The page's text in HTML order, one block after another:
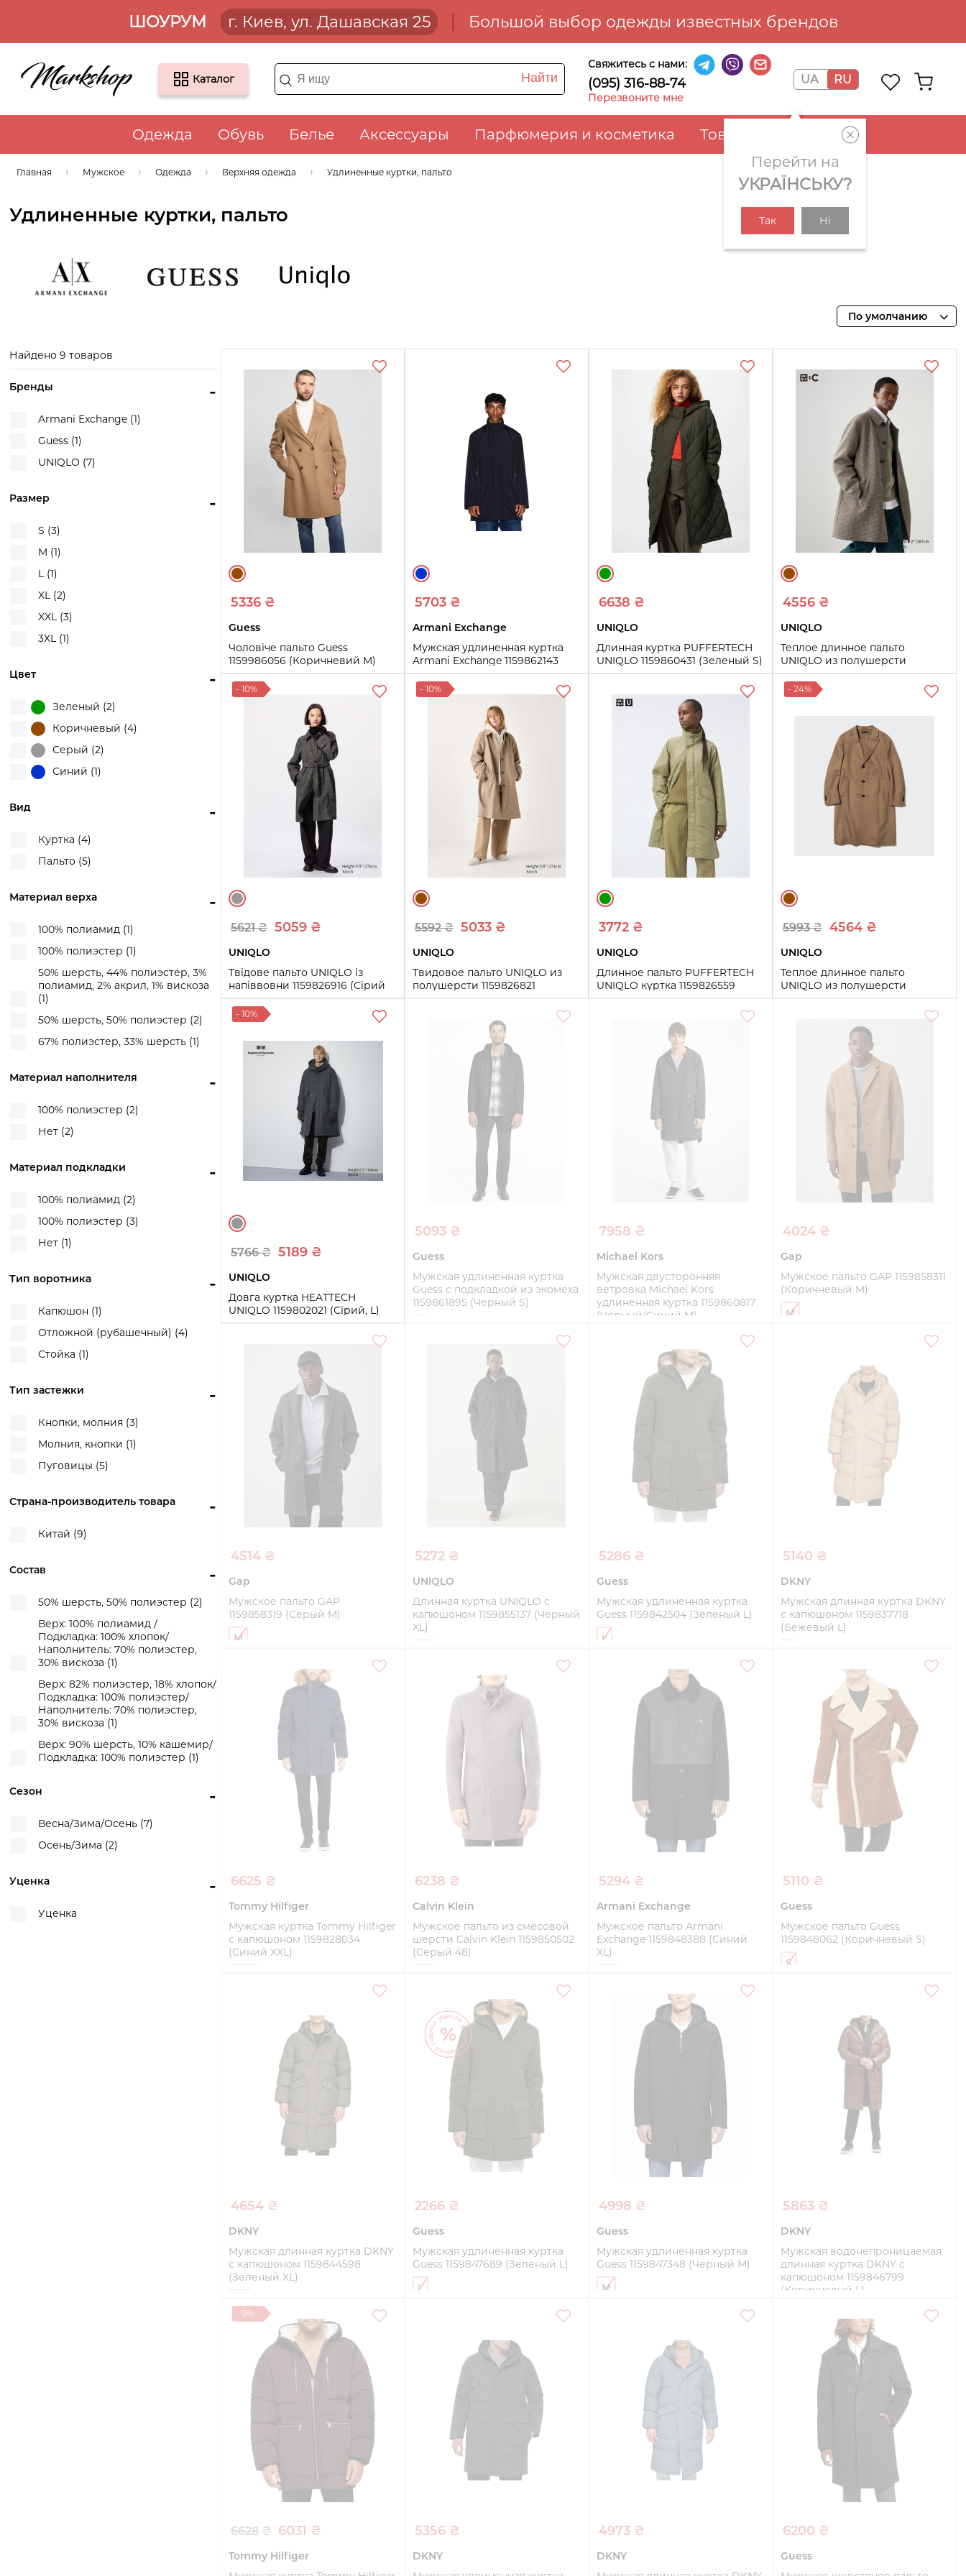
ШОУРУМ г. Киев, ул. Дашавская 25 Большой выбор одежды известных брендов
Каталог Найти
Свяжитесь с нами:
(095) 316-88-74
Перезвоните мне
UA RU
Перейти на
УКРАЇНСЬКУ?
Так Ні
Одежда Обувь Белье Аксессуары Парфюмерия и косметика Товары для дома
Главная Мужское Одежда Верхняя одежда Удлиненные куртки, пальто
Удлиненные куртки, пальто
товары
По умолчанию
Найдено 9 товаров
-
Бренды
Armani Exchange (1)
Guess (1)
UNIQLO (7)
-
Размер
S (3)
M (1)
L (1)
XL (2)
XXL (3)
3XL (1)
-
Цвет
Зеленый (2)
Коричневый (4)
Серый (2)
Синий (1)
-
Вид
Куртка (4)
Пальто (5)
-
Материал верха
100% полиамид (1)
100% полиэстер (1)
50% шерсть, 44% полиэстер, 3%
полиамид, 2% акрил, 1% вискоза
(1)
50% шерсть, 50% полиэстер (2)
67% полиэстер, 33% шерсть (1)
-
Материал наполнителя
100% полиэстер (2)
Нет (2)
-
Материал подкладки
100% полиамид (2)
100% полиэстер (3)
Нет (1)
-
Тип воротника
Капюшон (1)
Отложной (рубашечный) (4)
Стойка (1)
-
Тип застежки
Кнопки, молния (3)
Молния, кнопки (1)
Пуговицы (5)
-
Страна-производитель товара
Китай (9)
-
Состав
50% шерсть, 50% полиэстер (2)
Верх: 100% полиамид /
Подкладка: 100% хлопок/
Наполнитель: 70% полиэстер,
30% вискоза (1)
Верх: 82% полиэстер, 18% хлопок/
Подкладка: 100% полиэстер/
Наполнитель: 70% полиэстер,
30% вискоза (1)
Верх: 90% шерсть, 10% кашемир/
Подкладка: 100% полиэстер (1)
-
Сезон
Весна/Зима/Осень (7)
Осень/Зима (2)
-
Уценка
Уценка
5336 ₴
Guess
Чоловіче пальто Guess
1159986056 (Коричневий M)
M
Купить
5703 ₴
Armani Exchange
Мужская удлиненная куртка
Armani Exchange 1159862143
(Синий XL)
XL
Купить
6638 ₴
UNIQLO
Длинная куртка PUFFERTECH
UNIQLO 1159860431 (Зеленый S)
Купить
4556 ₴
UNIQLO
Теплое длинное пальто
UNIQLO из полушерсти
1159831223 (Коричневый 3XL)
3XL
Купить
- 10%
5621 ₴ 5059 ₴
UNIQLO
Твідове пальто UNIQLO із
напіввовни 1159826916 (Сірий
S)
S
XXL
Купить
- 10%
5592 ₴ 5033 ₴
UNIQLO
Твидовое пальто UNIQLO из
полушерсти 1159826821
(Коричневый XXL)
Купить
3772 ₴
UNIQLO
Длинное пальто PUFFERTECH
UNIQLO куртка 1159826559
(Зеленый S)
Купить
- 24%
5993 ₴ 4564 ₴
UNIQLO
Теплое длинное пальто
UNIQLO из полушерсти
1159802864 (Коричневый, XXL)
Купить
- 10%
5766 ₴ 5189 ₴
UNIQLO
Довга куртка HEATTECH
UNIQLO 1159802021 (Сірий, L)
Купить
5093 ₴
Guess
Мужская удлиненная куртка
Guess с подкладкой из экомеха
1159861895 (Черный S)
Купить
7958 ₴
Michael Kors
Мужская двусторонняя
ветровка Michael Kors
удлиненная куртка 1159860817
(Черный/Синий M)
Купить
4024 ₴
Gap
Мужское пальто GAP 1159858311
(Коричневый M)
M
4514 ₴
Gap
Мужское пальто GAP
1159858319 (Серый M)
M
Купить
5272 ₴
UNIQLO
Длинная куртка UNIQLO с
капюшоном 1159855137 (Черный
XL)
Купить
5286 ₴
Guess
Мужская удлиненная куртка
Guess 1159842504 (Зеленый L)
L
Купить
5140 ₴
DKNY
Мужская длинная куртка DKNY
с капюшоном 1159837718
(Бежевый L)
Купить
6625 ₴
Tommy Hilfiger
Мужская куртка Tommy Hilfiger
с капюшоном 1159828034
(Синий XXL)
6238 ₴
Calvin Klein
Мужское пальто из смесовой
шерсти Calvin Klein 1159850502
(Серый 48)
Купить
5294 ₴
Armani Exchange
Мужское пальто Armani
Exchange 1159848388 (Синий
XL)
Купить
5110 ₴
Guess
Мужское пальто Guess
1159848062 (Коричневый S)
S
4654 ₴
DKNY
Мужская длинная куртка DKNY
с капюшоном 1159844598
(Зеленый XL)
Купить
2266 ₴
Guess
Мужская удлиненная куртка
Guess 1159847689 (Зеленый L)
L
4998 ₴
Guess
Мужская удлиненная куртка
Guess 1159847348 (Черный M)
M
5863 ₴
DKNY
Мужская водонепроницаемая
длинная куртка DKNY с
капюшоном 1159846799
(Коричневый L)
Купить
- 9%
6628 ₴ 6031 ₴
Tommy Hilfiger
5356 ₴
DKNY
4973 ₴
DKNY
6200 ₴
Guess